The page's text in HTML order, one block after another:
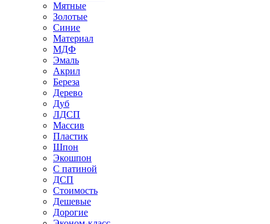
Мятные
Золотые
Синие
Материал
МДФ
Эмаль
Акрил
Береза
Дерево
Дуб
ЛДСП
Массив
Пластик
Шпон
Экошпон
С патиной
ДСП
Стоимость
Дешевые
Дорогие